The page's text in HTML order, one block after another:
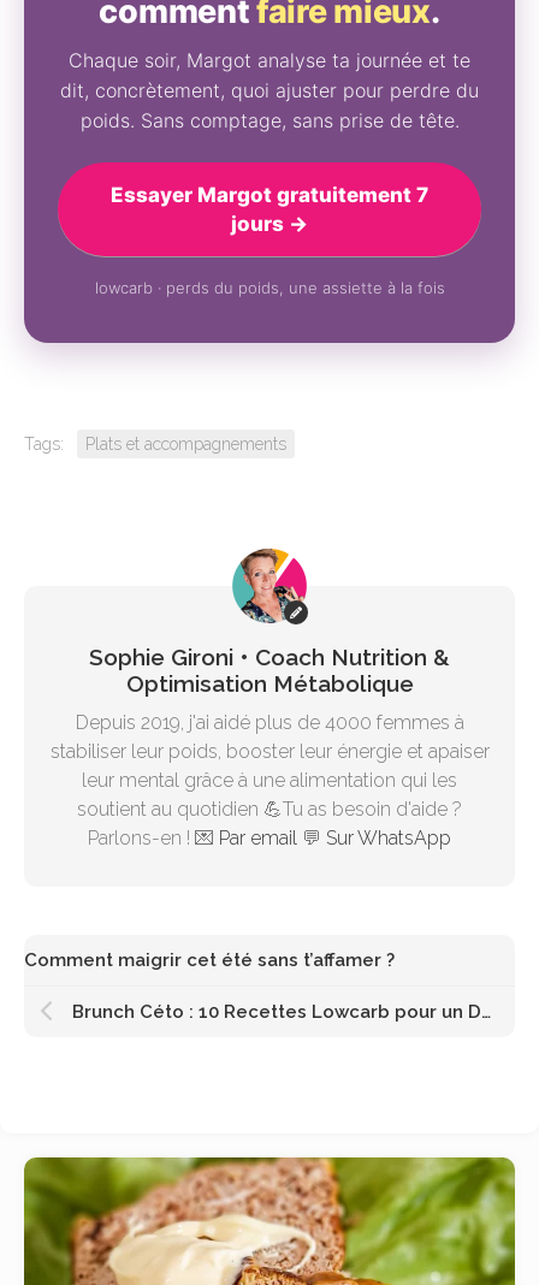
commentfaire mieux.
Chaque soir, Margot analyse ta journée et te
dit, concrètement, quoi ajuster pour perdre du
poids. Sans comptage, sans prise de tête.
Essayer Margot gratuitement 7
jours →
lowcarb · perds du poids, une assiette à la fois
Tags: Plats et accompagnements
Sophie Gironi • Coach Nutrition &
Optimisation Métabolique
Depuis 2019, j'ai aidé plus de 4000 femmes à
stabiliser leur poids, booster leur énergie et apaiser
leur mental grâce à une alimentation qui les
soutient au quotidien 💪Tu as besoin d'aide ?
Parlons-en ! 💌 Par email 💬 Sur WhatsApp
Comment maigrir cet été sans t’affamer ?
Brunch Céto : 10 Recettes Lowcarb pour un Dimanche de Printemps